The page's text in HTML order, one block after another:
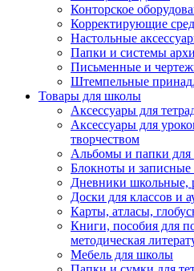
Конторское
Корректирующие
Настольные
Папки и системы
Письменные и
Штемпельные
Товары для школы
Аксессуары для
Аксессуары для
творчеством
Альбомы и папки для
Блокноты и
Дневники школьные,
Доски для классов и
Карты, атласы,
Книги, пособия для
методическая
Мебель для школы